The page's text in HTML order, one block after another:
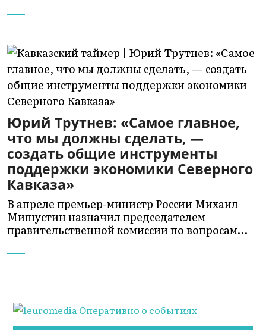
Юрий Трутнев: «Самое главное,
что мы должны сделать, —
создать общие инструменты
поддержки экономики Северного
Кавказа»
В апреле премьер-министр России Михаил
Мишустин назначил председателем
правительственной комиссии по вопросам…